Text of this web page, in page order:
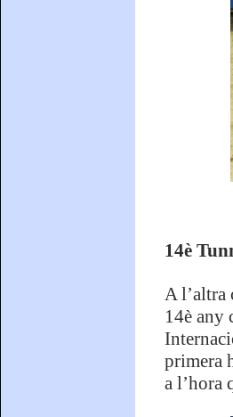
14è
A l’altra
14è any
primera
a l’hora